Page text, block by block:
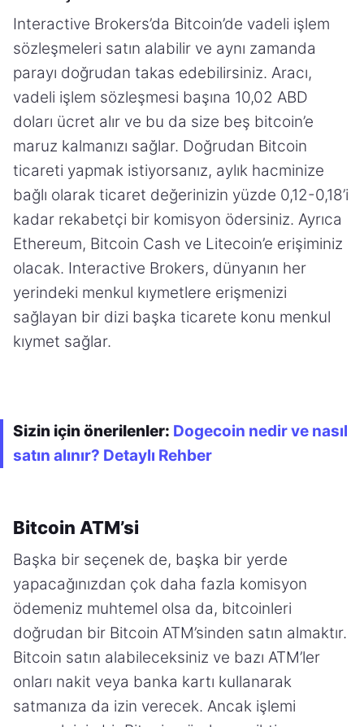
Interactive Brokers’da Bitcoin’de vadeli işlem
sözleşmeleri satın alabilir ve aynı zamanda
parayı doğrudan takas edebilirsiniz. Aracı,
vadeli işlem sözleşmesi başına 10,02 ABD
doları ücret alır ve bu da size beş bitcoin’e
maruz kalmanızı sağlar. Doğrudan Bitcoin
ticareti yapmak istiyorsanız, aylık hacminize
bağlı olarak ticaret değerinizin yüzde 0,12-0,18’i
kadar rekabetçi bir komisyon ödersiniz. Ayrıca
Ethereum, Bitcoin Cash ve Litecoin’e erişiminiz
olacak. Interactive Brokers, dünyanın her
yerindeki menkul kıymetlere erişmenizi
sağlayan bir dizi başka ticarete konu menkul
kıymet sağlar.
Sizin için önerilenler: Dogecoin nedir ve nasıl
satın alınır? Detaylı Rehber
Bitcoin ATM’si
Başka bir seçenek de, başka bir yerde
yapacağınızdan çok daha fazla komisyon
ödemeniz muhtemel olsa da, bitcoinleri
doğrudan bir Bitcoin ATM’sinden satın almaktır.
Bitcoin satın alabileceksiniz ve bazı ATM’ler
onları nakit veya banka kartı kullanarak
satmanıza da izin verecek. Ancak işlemi